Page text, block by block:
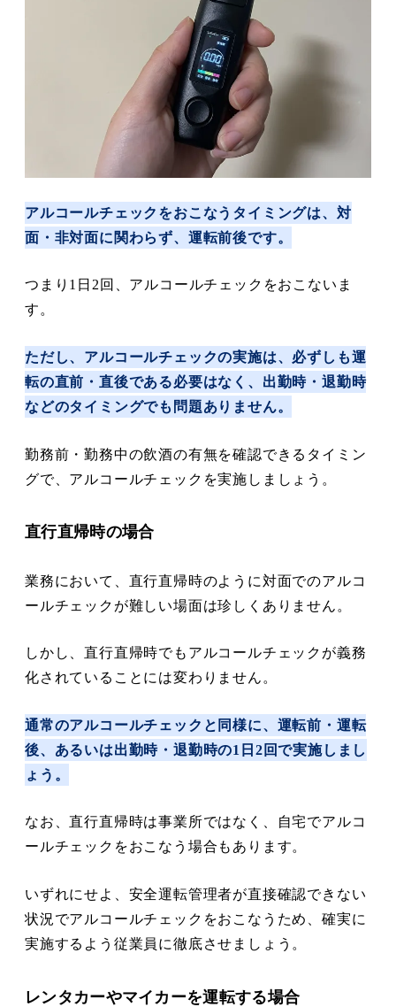
アルコールチェックをおこなうタイミングは、対
面・非対面に関わらず、運転前後です。
つまり1日2回、アルコールチェックをおこないま
す。
ただし、アルコールチェックの実施は、必ずしも運
転の直前・直後である必要はなく、出勤時・退勤時
などのタイミングでも問題ありません。
勤務前・勤務中の飲酒の有無を確認できるタイミン
グで、アルコールチェックを実施しましょう。
直行直帰時の場合
業務において、直行直帰時のように対面でのアルコ
ールチェックが難しい場面は珍しくありません。
しかし、直行直帰時でもアルコールチェックが義務
化されていることには変わりません。
通常のアルコールチェックと同様に、運転前・運転
後、あるいは出勤時・退勤時の1日2回で実施しまし
ょう。
なお、直行直帰時は事業所ではなく、自宅でアルコ
ールチェックをおこなう場合もあります。
いずれにせよ、安全運転管理者が直接確認できない
状況でアルコールチェックをおこなうため、確実に
実施するよう従業員に徹底させましょう。
レンタカーやマイカーを運転する場合